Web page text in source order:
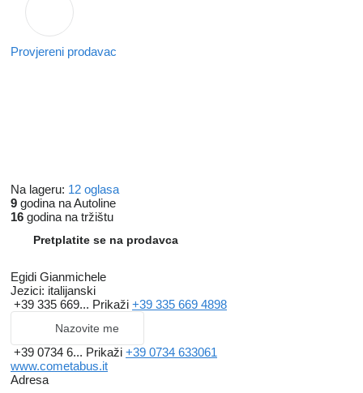
Provjereni prodavac
Na lageru: 12 oglasa
9 godina na Autoline
16 godina na tržištu
Pretplatite se na prodavca
Egidi Gianmichele
Jezici: italijanski
+39 335 669... Prikaži +39 335 669 4898
Nazovite me
+39 0734 6... Prikaži +39 0734 633061
www.cometabus.it
Adresa